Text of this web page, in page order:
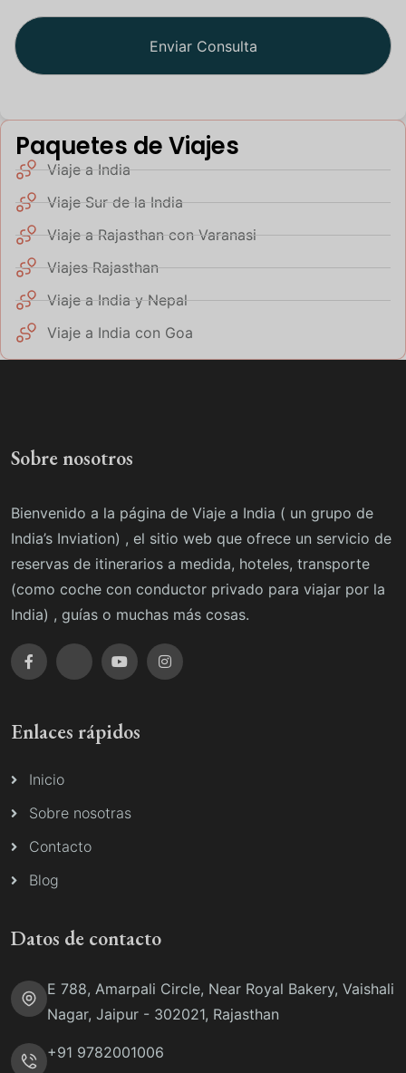
Paquetes de Viajes
Viaje a India
Viaje Sur de la India
Viaje a Rajasthan con Varanasi
Viajes Rajasthan
Viaje a India y Nepal
Viaje a India con Goa
Sobre nosotros
Bienvenido a la página de Viaje a India ( un grupo de
India’s Inviation) , el sitio web que ofrece un servicio de
reservas de itinerarios a medida, hoteles, transporte
(como coche con conductor privado para viajar por la
India) , guías o muchas más cosas.
Enlaces rápidos
Inicio
Sobre nosotras
Contacto
Blog
Datos de contacto
E 788, Amarpali Circle, Near Royal Bakery, Vaishali
Nagar, Jaipur - 302021, Rajasthan
+91 9782001006